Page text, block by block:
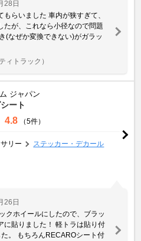
28日
らいました 車内が狭すぎて、
たが、これなら小径なので問題
(なぜか変換できない)がガラッ
ィトラック）
ジャパン
ート
4.8 （5件）
リー ステッカー・デカール
26日
クホイールにしたので、ブラッ
に貼りました！ 軽トラは貼り付
。 もちろんRECAROシート付